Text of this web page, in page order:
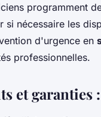
programment
si nécessaire les
d'urgence en
professionnelles.
et